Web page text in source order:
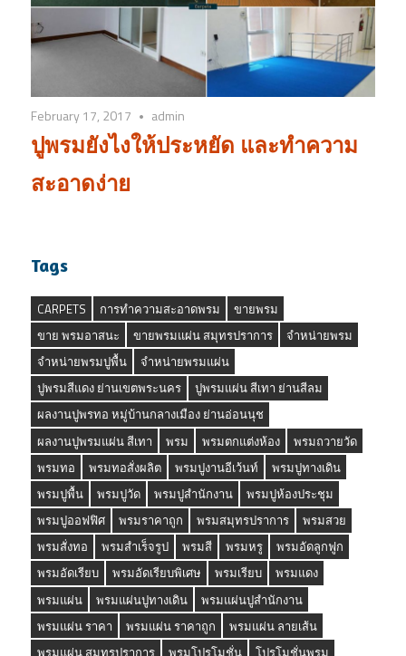
February 17, 2017 admin
ปูพรมยังไงให้ประหยัด และทำความ
สะอาดง่าย
Tags
CARPETS การทำความสะอาดพรม
ขายพรม
ขาย พรมอาสนะ
ขายพรมแผ่น สมุทรปราการ
จำหน่ายพรม
จำหน่ายพรมปูพื้น
จำหน่ายพรมแผ่น
ปูพรมสีแดง ย่านเขตพระนคร
ปูพรมแผ่น สีเทา ย่านสีลม
ผลงานปูพรทอ หมู่บ้านกลางเมือง ย่านอ่อนนุช
ผลงานปูพรมแผ่น สีเทา
พรม พรมตกแต่งห้อง
พรมถวายวัด
พรมทอ
พรมทอสั่งผลิต พรมปูงานอีเว้นท์
พรมปูทางเดิน
พรมปูพื้น
พรมปูวัด พรมปูสำนักงาน
พรมปูห้องประชุม
พรมปูออฟฟิศ
พรมราคาถูก พรมสมุทรปราการ
พรมสวย
พรมสั่งทอ
พรมสำเร็จรูป พรมสี พรมหรู
พรมอัดลูกฟูก
พรมอัดเรียบ
พรมอัดเรียบพิเศษ พรมเรียบ
พรมแดง
พรมแผ่น
พรมแผ่นปูทางเดิน
พรมแผ่นปูสำนักงาน
พรมแผ่น ราคา
พรมแผ่น ราคาถูก
พรมแผ่น ลายเส้น